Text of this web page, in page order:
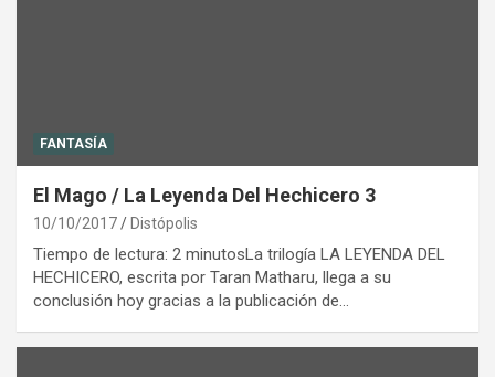
FANTASÍA
El Mago / La Leyenda Del Hechicero 3
10/10/2017 Distópolis
Tiempo de lectura: 2 minutosLa trilogía LA LEYENDA DEL
HECHICERO, escrita por Taran Matharu, llega a su
conclusión hoy gracias a la publicación de…